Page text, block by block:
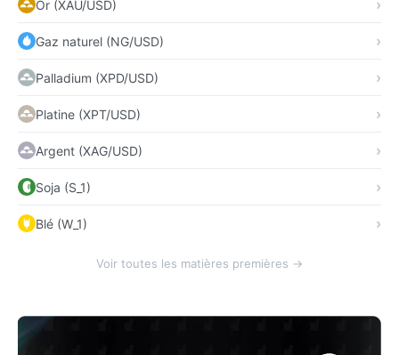
Or (XAU/USD)
Gaz naturel (NG/USD)
Palladium (XPD/USD)
Platine (XPT/USD)
Argent (XAG/USD)
Soja (S_1)
Blé (W_1)
Voir toutes les matières premières →